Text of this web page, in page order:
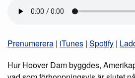
Prenumerera | iTunes | Spotify |
Hur Hoover Dam byggdes,